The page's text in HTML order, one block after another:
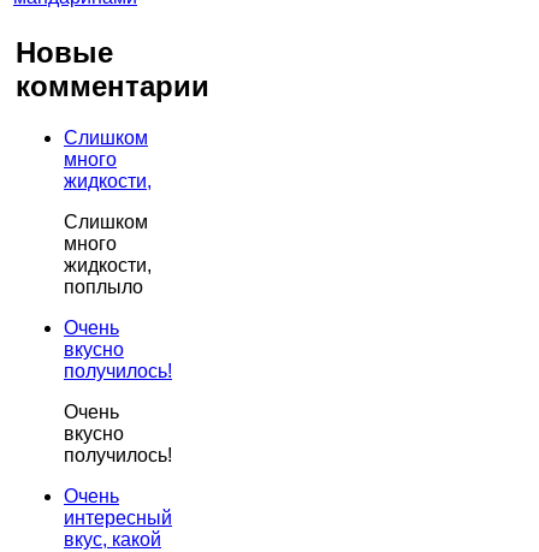
Новые
комментарии
Слишком
много
жидкости,
Слишком
много
жидкости,
поплыло
Очень
вкусно
получилось!
Очень
вкусно
получилось!
Очень
интересный
вкус, какой